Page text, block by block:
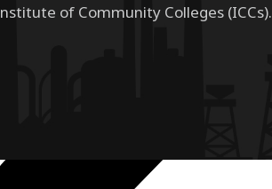
of Community Colleges (ICCs).